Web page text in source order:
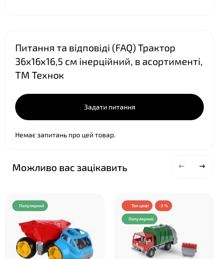
Питання та відповіді (FAQ) Трактор
36х16х16,5 см інерційний, в асортименті,
ТМ Технок
Задати питання
Немає запитань про цей товар.
Можливо вас зацікавить
Популярний Топ ціна! -3 %
Популярний
❤